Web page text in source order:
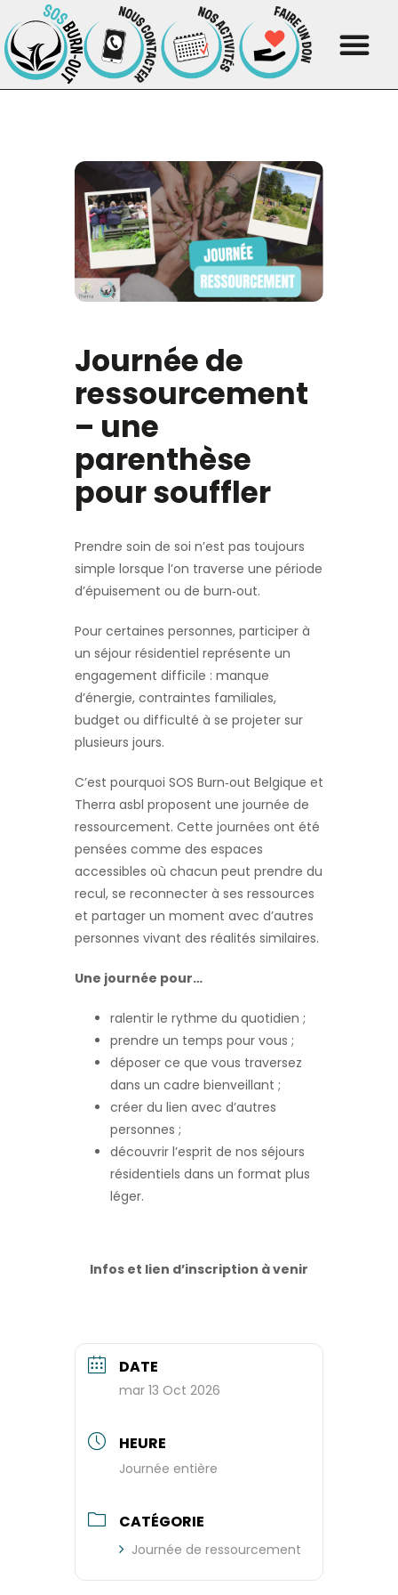
Journée de
ressourcement
– une
parenthèse
pour souffler
Prendre soin de soi n’est pas toujours
simple lorsque l’on traverse une période
d’épuisement ou de burn‑out.
Pour certaines personnes, participer à
un séjour résidentiel représente un
engagement difficile : manque
d’énergie, contraintes familiales,
budget ou difficulté à se projeter sur
plusieurs jours.
C’est pourquoi SOS Burn‑out Belgique et
Therra asbl proposent une journée de
ressourcement. Cette journées ont été
pensées comme des espaces
accessibles où chacun peut prendre du
recul, se reconnecter à ses ressources
et partager un moment avec d’autres
personnes vivant des réalités similaires.
Une journée pour…
ralentir le rythme du quotidien ;
prendre un temps pour vous ;
déposer ce que vous traversez
dans un cadre bienveillant ;
créer du lien avec d’autres
personnes ;
découvrir l’esprit de nos séjours
résidentiels dans un format plus
léger.
Infos et lien d’inscription à venir
DATE
mar 13 Oct 2026
HEURE
Journée entière
CATÉGORIE
Journée de ressourcement